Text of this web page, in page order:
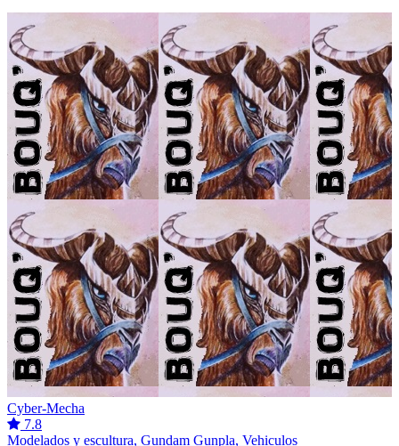
Cyber-Mecha
7.8
Modelados y escultura, Gundam Gunpla, Vehiculos